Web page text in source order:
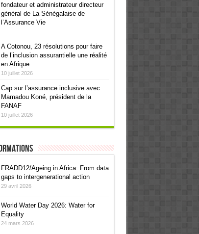
fondateur et administrateur directeur
général de La Sénégalaise de
l’Assurance Vie
A Cotonou, 23 résolutions pour faire
de l’inclusion assurantielle une réalité
en Afrique
10 juillet 2026
Cap sur l’assurance inclusive avec
Mamadou Koné, président de la
FANAF
10 juillet 2026
FRADD12/Ageing in Africa: From data
gaps to intergenerational action
29 avril 2026
World Water Day 2026: Water for
Equality
24 mars 2026